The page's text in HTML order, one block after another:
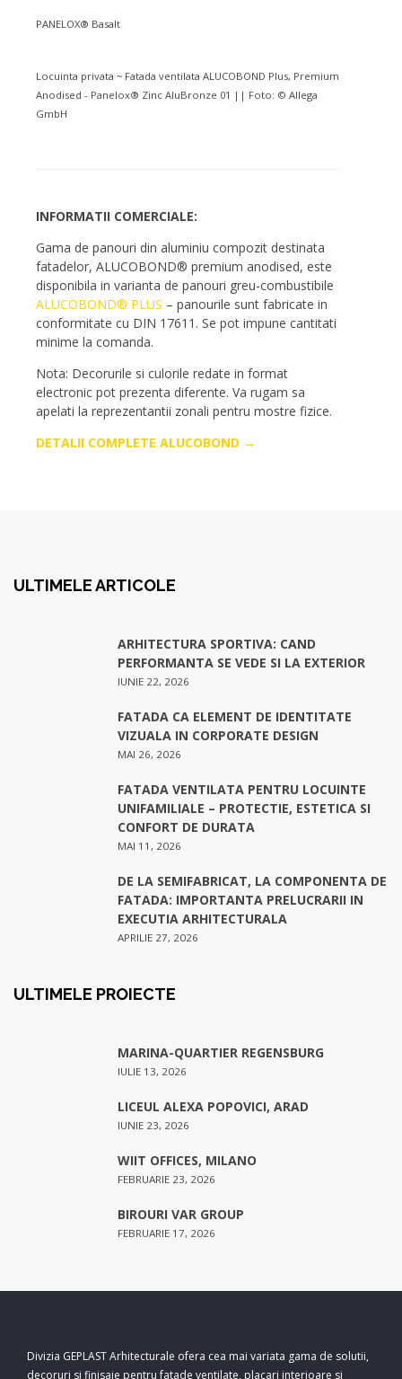
PANELOX® Basalt
Locuinta privata ~ Fatada ventilata ALUCOBOND Plus, Premium
Anodised - Panelox® Zinc AluBronze 01 || Foto: © Allega
GmbH
INFORMATII COMERCIALE:
Gama de panouri din aluminiu compozit destinata
fatadelor, ALUCOBOND® premium anodised, este
disponibila in varianta de panouri greu-combustibile
ALUCOBOND® PLUS – panourile sunt fabricate in
conformitate cu DIN 17611. Se pot impune cantitati
minime la comanda.
Nota: Decorurile si culorile redate in format
electronic pot prezenta diferente. Va rugam sa
apelati la reprezentantii zonali pentru mostre fizice.
DETALII COMPLETE ALUCOBOND →
ULTIMELE ARTICOLE
ARHITECTURA SPORTIVA: CAND
PERFORMANTA SE VEDE SI LA EXTERIOR
IUNIE 22, 2026
FATADA CA ELEMENT DE IDENTITATE
VIZUALA IN CORPORATE DESIGN
MAI 26, 2026
FATADA VENTILATA PENTRU LOCUINTE
UNIFAMILIALE – PROTECTIE, ESTETICA SI
CONFORT DE DURATA
MAI 11, 2026
DE LA SEMIFABRICAT, LA COMPONENTA DE
FATADA: IMPORTANTA PRELUCRARII IN
EXECUTIA ARHITECTURALA
APRILIE 27, 2026
ULTIMELE PROIECTE
MARINA-QUARTIER REGENSBURG
IULIE 13, 2026
LICEUL ALEXA POPOVICI, ARAD
IUNIE 23, 2026
WIIT OFFICES, MILANO
FEBRUARIE 23, 2026
BIROURI VAR GROUP
FEBRUARIE 17, 2026
Divizia GEPLAST Arhitecturale ofera cea mai variata gama de solutii,
decoruri si finisaje pentru fatade ventilate, placari interioare si